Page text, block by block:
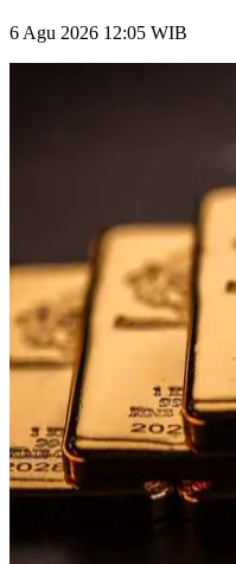
6 Agu 2026 12:05 WIB